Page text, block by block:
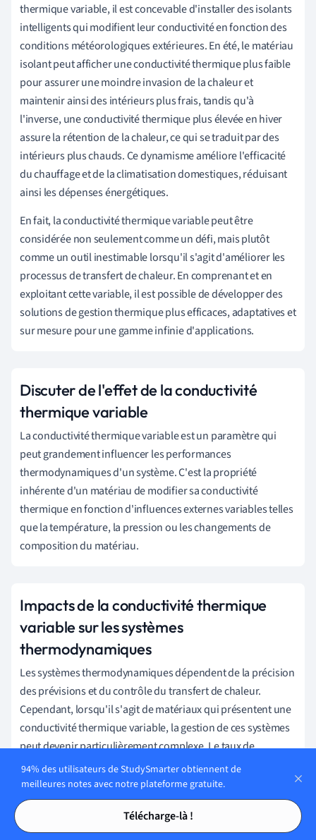
Tables des matières
Tables des matières
thermique variable, il est concevable d'installer des isolants
intelligents qui modifient leur conductivité en fonction des
conditions météorologiques extérieures. En été, le matériau
isolant peut afficher une conductivité thermique plus faible
pour assurer une moindre invasion de la chaleur et
maintenir ainsi des intérieurs plus frais, tandis qu'à
l'inverse, une conductivité thermique plus élevée en hiver
assure la rétention de la chaleur, ce qui se traduit par des
intérieurs plus chauds. Ce dynamisme améliore l'efficacité
du chauffage et de la climatisation domestiques, réduisant
ainsi les dépenses énergétiques.
En fait, la conductivité thermique variable peut être
considérée non seulement comme un défi, mais plutôt
comme un outil inestimable lorsqu'il s'agit d'améliorer les
processus de transfert de chaleur. En comprenant et en
exploitant cette variable, il est possible de développer des
solutions de gestion thermique plus efficaces, adaptatives et
sur mesure pour une gamme infinie d'applications.
Discuter de l'effet de la conductivité
thermique variable
La conductivité thermique variable est un paramètre qui
peut grandement influencer les performances
thermodynamiques d'un système. C'est la propriété
inhérente d'un matériau de modifier sa conductivité
thermique en fonction d'influences externes variables telles
que la température, la pression ou les changements de
composition du matériau.
Impacts de la conductivité thermique
variable sur les systèmes
thermodynamiques
Les systèmes thermodynamiques dépendent de la précision
des prévisions et du contrôle du transfert de chaleur.
Cependant, lorsqu'il s'agit de matériaux qui présentent une
conductivité thermique variable, la gestion de ces systèmes
peut devenir particulièrement complexe. Le taux de
transfert de chaleur dicté par la loi de Fourier, comme nous
l'avons vu plus haut, devient une entité plus dynamique, qui
fluctue en fonction de la conductivité thermique.
q=−k⋅A⋅ΔTΔx
94% des utilisateurs de StudySmarter obtiennent de
meilleures notes avec notre plateforme gratuite.
Télécharge-là !